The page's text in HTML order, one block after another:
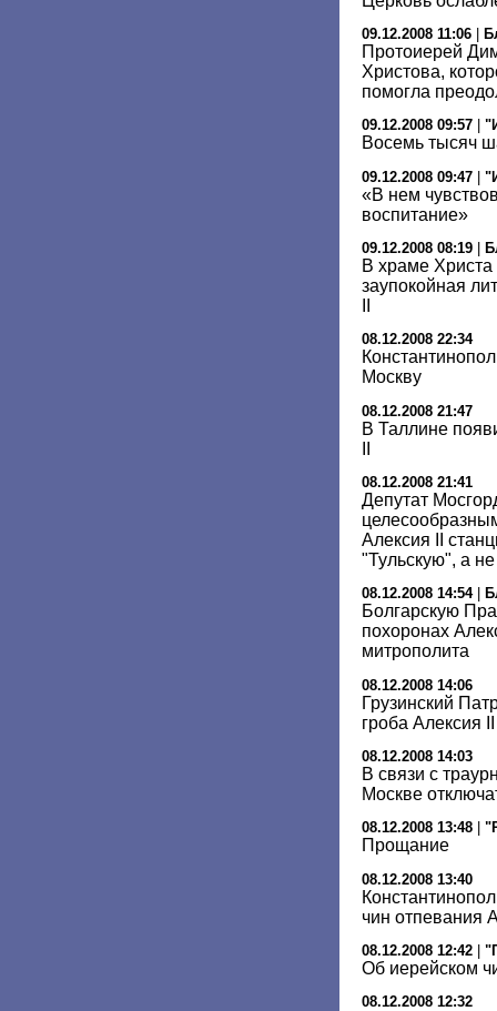
09.12.2008 11:06
Протоиерей
Христова,
помогла
09.12.2008 09:57
Восемь тысяч
09.12.2008 09:47
«В нем
воспитание»
09.12.2008 08:19
В храме Христа
заупокойная
08.12.2008 22:34
Москву
08.12.2008 21:47
В Таллине
08.12.2008 21:41
Депутат
Алексия II
"Тульскую", а
08.12.2008 14:54|
Болгарскую
похоронах
митрополита
08.12.2008 14:06
Грузинский
гроба Алексия II
08.12.2008 14:03
В связи с
Москве
08.12.2008 13:48
Прощание
08.12.2008 13:40
чин отпевания
08.12.2008 12:42
Об иерейском
08.12.2008 12:32